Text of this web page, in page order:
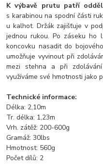
K výbavě prutu patří
s karabinou na spodní části
u kalhot. Držák zajišťuje v
jednou rukou. Po záseku ho
koncovku nasadit do
umožňuje vyvinout při
mezi stehna a při
využíváme své hmotnosti jako
Technické informace:
Délka: 2,10m
Tr. délka: 1,23m
Vrh. zátěž: 200-600g
Gramáž: 30lbs
Hmotnost: 560g
Počet dílů: 2